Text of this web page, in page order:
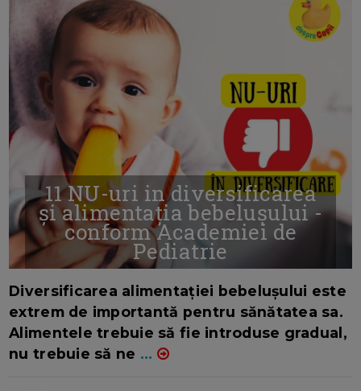
11 NU-uri in diversificarea
și alimentația bebelușului -
conform Academiei de
Pediatrie
Diversificarea alimentației bebelușului este
extrem de importantă pentru sănătatea sa.
Alimentele trebuie să fie introduse gradual,
nu trebuie să ne ...